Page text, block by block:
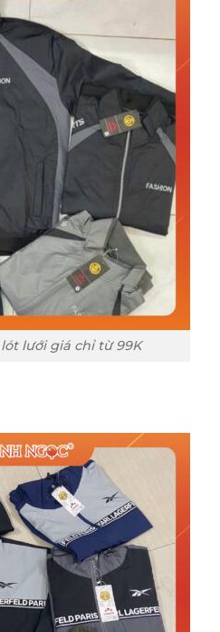
lưới giá chỉ từ 99K